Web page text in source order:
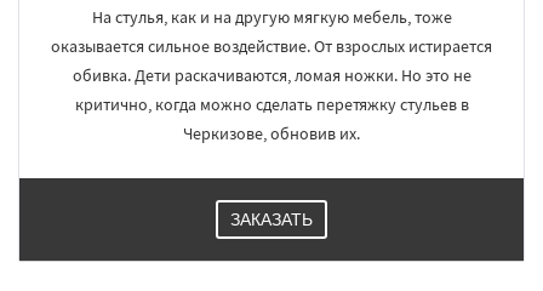
На стулья, как и на другую мягкую мебель, тоже
оказывается сильное воздействие. От взрослых истирается
обивка. Дети раскачиваются, ломая ножки. Но это не
критично, когда можно сделать перетяжку стульев в
Черкизове, обновив их.
ЗАКАЗАТЬ